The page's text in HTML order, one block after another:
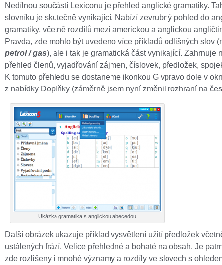
Nedílnou součástí Lexiconu je přehled anglické gramatiky.
slovníku je skutečně vynikající. Nabízí zevrubný pohled do
gramatiky, včetně rozdílů mezi americkou a anglickou
Pravda, zde mohlo být uvedeno více příkladů odlišných slov
petrol / gas), ale i tak je gramatická část vynikající. Zahrnuje
přehled členů, vyjadřování zájmen, číslovek, předložek,
K tomuto přehledu se dostaneme ikonkou G vpravo dole v
z nabídky Doplňky (záměrně jsem nyní změnil rozhraní na
Ukázka gramatika s anglickou abecedou
Další obrázek ukazuje příklad vysvětlení užití předložek
ustálených frází. Velice přehledné a bohaté na obsah. Je
zde rozlišeny i mnohé významy a rozdíly ve slovech s